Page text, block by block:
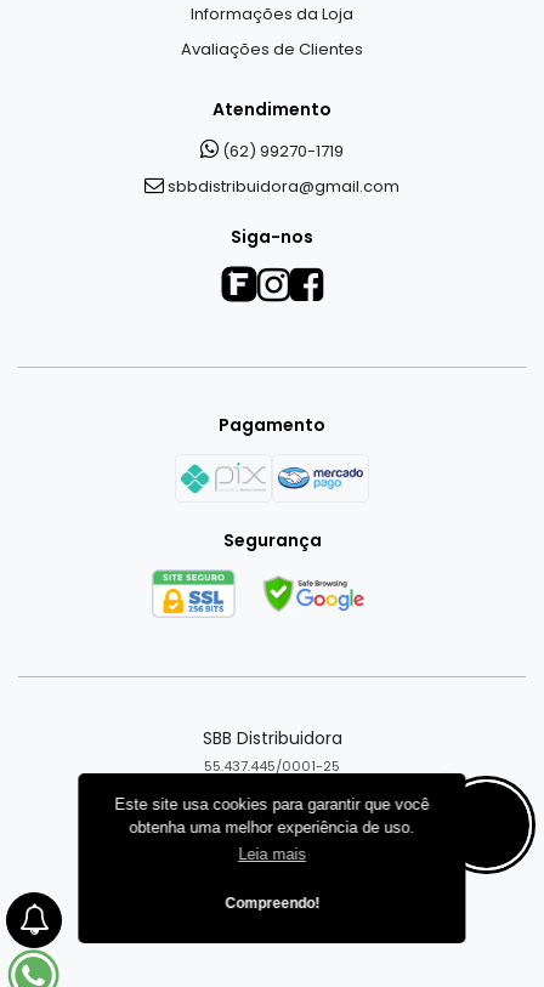
Este site usa cookies para garantir que você
obtenha uma melhor experiência de uso.
Leia mais
Compreendo!
Informações da Loja
Avaliações de Clientes
Atendimento
(62) 99270-1719
sbbdistribuidora@gmail.com
Siga-nos
Pagamento
Segurança
SBB Distribuidora
55.437.445/0001-25
Criar loja virtual com a plataforma